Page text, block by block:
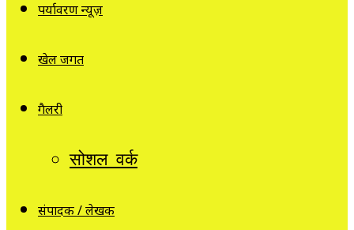
पर्यावरण न्यूज़
खेल जगत
गैलरी
सोशल वर्क
संपादक / लेखक